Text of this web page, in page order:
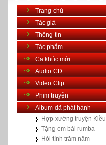
Trang chủ
Tác giả
Thông tin
Tác phẩm
Ca khúc mới
Audio CD
Video Clip
Phim truyện
Album dã phát hành
Hợp xướng truyện Kiều
Tặng em bài rumba
Hỏi tình trăm năm